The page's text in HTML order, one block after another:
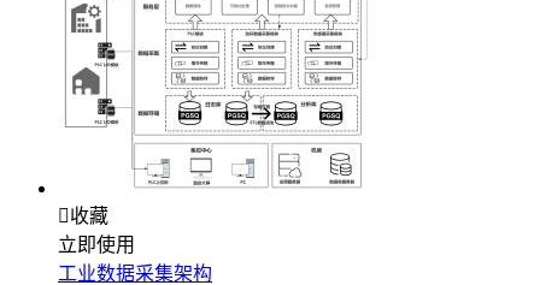
收藏
立即使用
工业数据采集架构